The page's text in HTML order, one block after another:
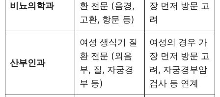
비뇨의학과
환 전문 (음경,
고환, 항문 등)
장 먼저 방문 고
려
산부인과
여성 생식기 질
환 전문 (외음
부, 질, 자궁경
부 등)
여성의 경우 가
장 먼저 방문 고
려, 자궁경부암
검사 등 연계